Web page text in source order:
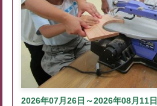
2026年07月26日～2026年08月11日